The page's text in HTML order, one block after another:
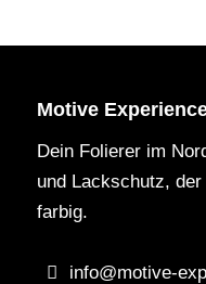
Motive
Dein Folierer im
und Lackschutz,
farbig.
info@motive-